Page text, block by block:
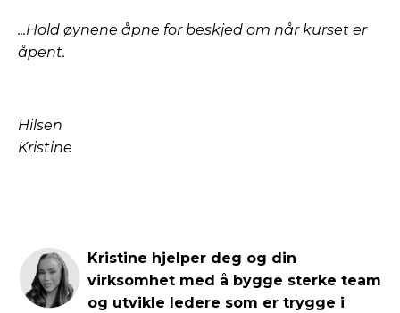
...Hold øynene åpne for beskjed om når kurset er
åpent.
Hilsen
Kristine
Kristine hjelper deg og din
virksomhet med å bygge sterke team
og utvikle ledere som er trygge i